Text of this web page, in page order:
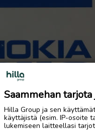
Saammehan
Hilla Group ja sen
käyttäjistä (esim. IP-osoite
lukemiseen laitteellasi